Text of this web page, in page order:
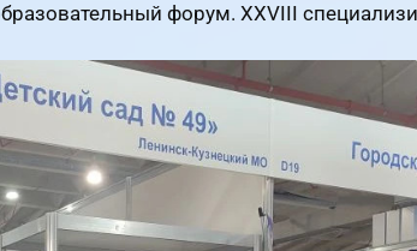
форум. XXVIII